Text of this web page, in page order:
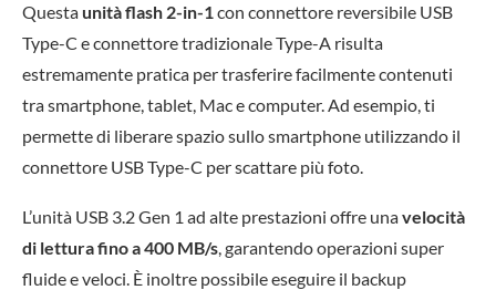
Questa unità flash 2-in-1con connettore reversibile USB
Type-C e connettore tradizionale Type-A risulta
estremamente pratica per trasferire facilmente contenuti
tra smartphone, tablet, Mac e computer. Ad esempio, ti
permette di liberare spazio sullo smartphone utilizzando il
connettore USB Type-C per scattare più foto.
L’unità USB 3.2 Gen 1 ad alte prestazioni offre unavelocità
di lettura fino a 400 MB/s, garantendo operazioni super
fluide e veloci. È inoltre possibile eseguire il backup